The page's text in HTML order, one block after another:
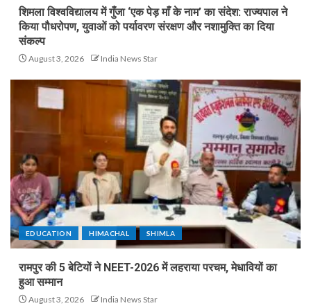
शिमला विश्वविद्यालय में गुँजा ‘एक पेड़ माँ के नाम’ का संदेश: राज्यपाल ने
किया पौधरोपण, युवाओं को पर्यावरण संरक्षण और नशामुक्ति का दिया
संकल्प
August 3, 2026 India News Star
EDUCATION HIMACHAL SHIMLA
रामपुर की 5 बेटियों ने NEET-2026 में लहराया परचम, मेधावियों का
हुआ सम्मान
August 3, 2026 India News Star